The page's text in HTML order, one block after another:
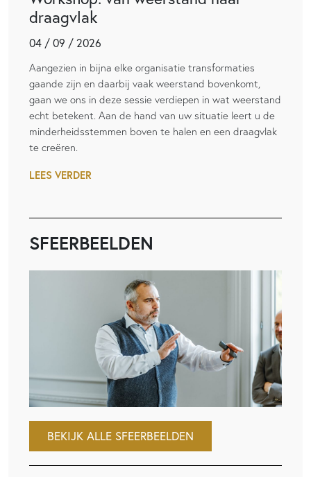
draagvlak
04 / 09 / 2026
Aangezien in bijna elke organisatie transformaties
gaande zijn en daarbij vaak weerstand bovenkomt,
gaan we ons in deze sessie verdiepen in wat weerstand
echt betekent. Aan de hand van uw situatie leert u de
minderheidsstemmen boven te halen en een draagvlak
te creëren.
LEES VERDER
SFEERBEELDEN
BEKIJK ALLE SFEERBEELDEN